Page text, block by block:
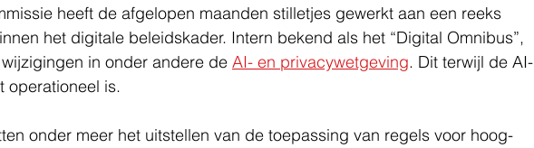
heeft de afgelopen maanden stilletjes gewerkt aan een reeks
het digitale beleidskader. Intern bekend als het “Digital Omnibus”,
in onder andere de AI- en privacywetgeving. Dit terwijl de AI-
operationeel is.
onder meer het uitstellen van de toepassing van regels voor hoog-